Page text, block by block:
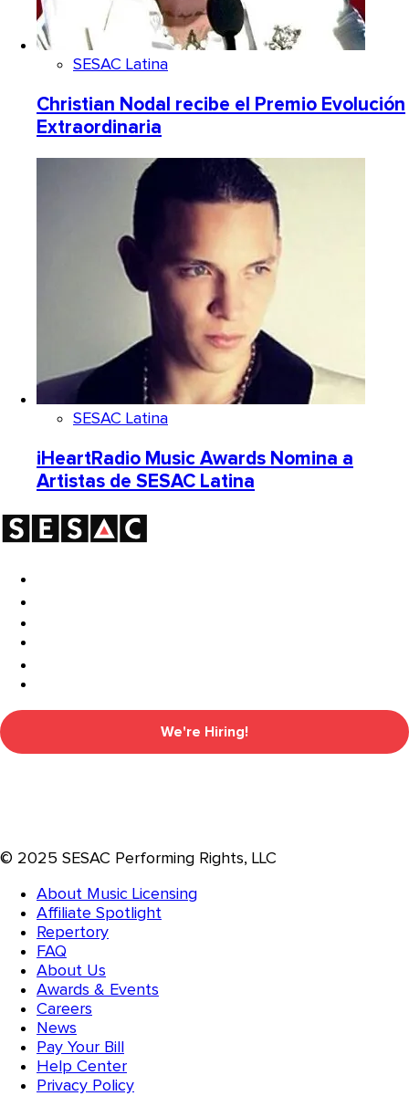
SESAC Latina
Christian Nodal recibe el Premio Evolución
Extraordinaria
SESAC Latina
iHeartRadio Music Awards Nomina a
Artistas de SESAC Latina
We're Hiring!
© 2025 SESAC Performing Rights, LLC
About Music Licensing
Affiliate Spotlight
Repertory
FAQ
About Us
Awards & Events
Careers
News
Pay Your Bill
Help Center
Privacy Policy